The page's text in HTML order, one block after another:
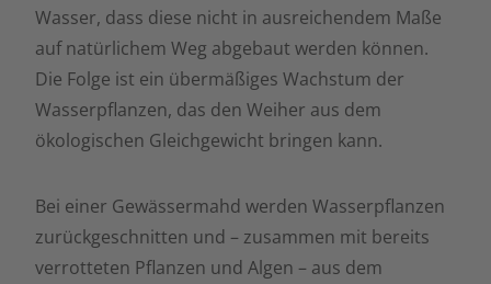
Wasser, dass diese nicht in ausreichendem Maße
auf natürlichem Weg abgebaut werden können.
Die Folge ist ein übermäßiges Wachstum der
Wasserpflanzen, das den Weiher aus dem
ökologischen Gleichgewicht bringen kann.
Bei einer Gewässermahd werden Wasserpflanzen
zurückgeschnitten und – zusammen mit bereits
verrotteten Pflanzen und Algen – aus dem